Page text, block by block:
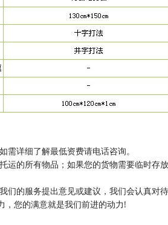
需详细了解最低资费请电话咨询。
的所有物品；如果您的货物需要临时存
们的服务提出意见或建议，我们会认真对
，您的满意就是我们前进的动力!